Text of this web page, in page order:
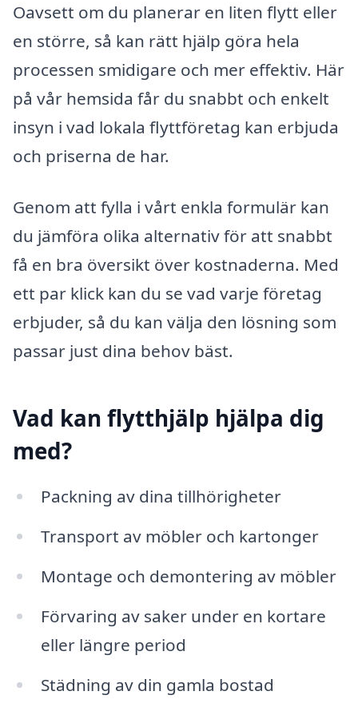
Oavsett om du planerar en liten flytt eller
en större, så kan rätt hjälp göra hela
processen smidigare och mer effektiv. Här
på vår hemsida får du snabbt och enkelt
insyn i vad lokala flyttföretag kan erbjuda
och priserna de har.
Genom att fylla i vårt enkla formulär kan
du jämföra olika alternativ för att snabbt
få en bra översikt över kostnaderna. Med
ett par klick kan du se vad varje företag
erbjuder, så du kan välja den lösning som
passar just dina behov bäst.
Vad kan flytthjälp hjälpa dig
med?
Packning av dina tillhörigheter
Transport av möbler och kartonger
Montage och demontering av möbler
Förvaring av saker under en kortare
eller längre period
Städning av din gamla bostad